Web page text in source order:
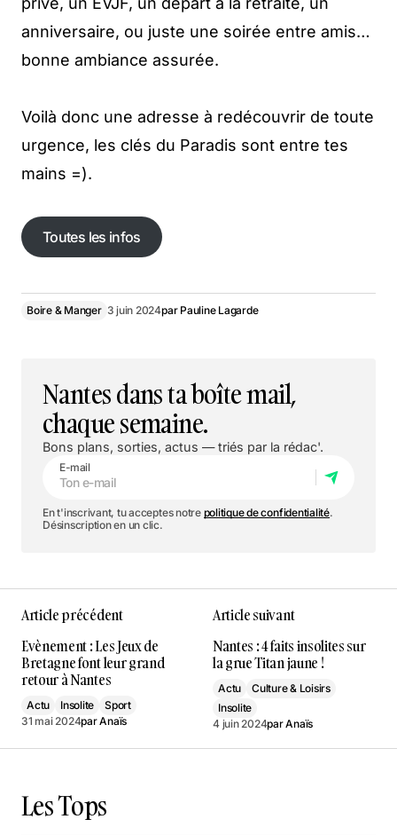
anniversaire, ou juste une soirée entre amis…
bonne ambiance assurée.
Voilà donc une adresse à redécouvrir de toute
urgence, les clés du Paradis sont entre tes
mains =).
Toutes les infos
Toutes les infos
Boire & Manger 3 juin 2024par Pauline Lagarde
Nantes dans ta boîte mail,
chaque semaine.
Bons plans, sorties, actus — triés par la rédac'.
E-mail
En t'inscrivant, tu acceptes notre politique de confidentialité.
Désinscription en un clic.
Article précédent
Evènement : Les Jeux de
Bretagne font leur grand
retour à Nantes
Actu Insolite
Sport
31 mai 2024parAnaïs
Article suivant
Nantes : 4 faits insolites sur
la grue Titan jaune !
Actu
Culture & Loisirs
Insolite
4 juin 2024parAnaïs
Les Tops